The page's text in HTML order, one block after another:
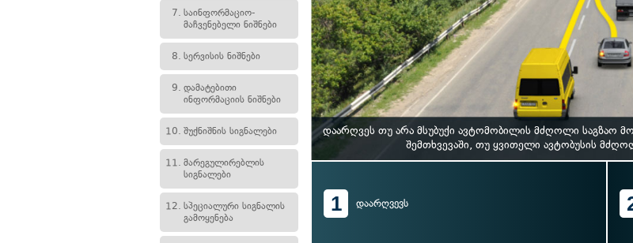
7. საინფორმაციო-
მაჩვენებელი ნიშნები
8. სერვისის ნიშნები
9. დამატებითი
ინფორმაციის ნიშნები
10. შუქნიშნის სიგნალები
11. მარეგულირებლის
სიგნალები
12. სპეციალური სიგნალის
გამოყენება
დაარღვეს თუ არა მსუბუქი ავტომობილის მძღოლი საგზაო
შემთხვევაში, თუ ყვითელი ავტობუსის
1 დაარღვევს